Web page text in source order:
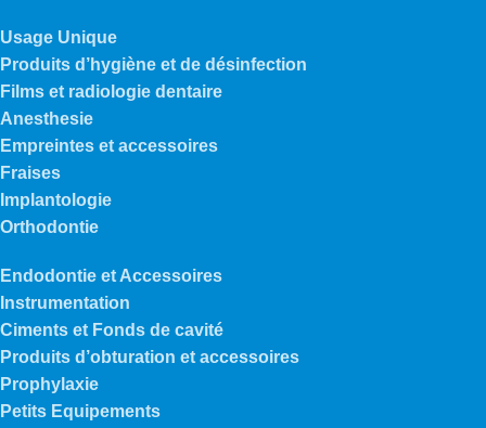
Usage Unique
Produits d’hygiène et de désinfection
Films et radiologie dentaire
Anesthesie
Empreintes et accessoires
Fraises
Implantologie
Orthodontie
Endodontie et Accessoires
Instrumentation
Ciments et Fonds de cavité
Produits d’obturation et accessoires
Prophylaxie
Petits Equipements